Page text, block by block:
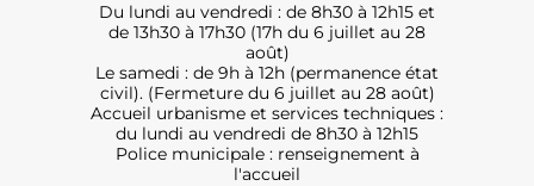
Du lundi au vendredi : de 8h30 à 12h15 et
de 13h30 à 17h30 (17h du 6 juillet au 28
août)
Le samedi : de 9h à 12h (permanence état
civil). (Fermeture du 6 juillet au 28 août)
Accueil urbanisme et services techniques :
du lundi au vendredi de 8h30 à 12h15
Police municipale : renseignement à
l'accueil